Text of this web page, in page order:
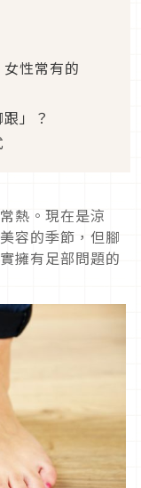
性常有的
」？
熱。現在是涼
容的季節，但腳
擁有足部問題的